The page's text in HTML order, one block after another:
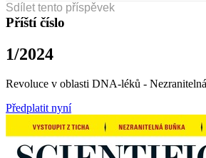
Sdílet tento příspěvek
Příští číslo
1/2024
Revoluce v oblasti DNA-léků -
Předplatit nyní